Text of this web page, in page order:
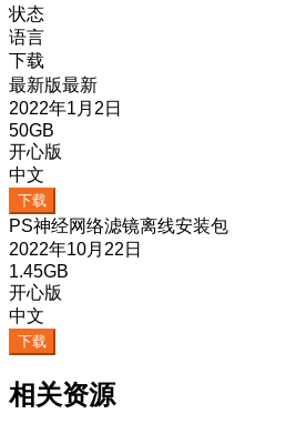
状态
语言
下载
最新版最新
2022年1月2日
50GB
开心版
中文
下载
PS神经网络滤镜离线安装包
2022年10月22日
1.45GB
开心版
中文
下载
相关资源